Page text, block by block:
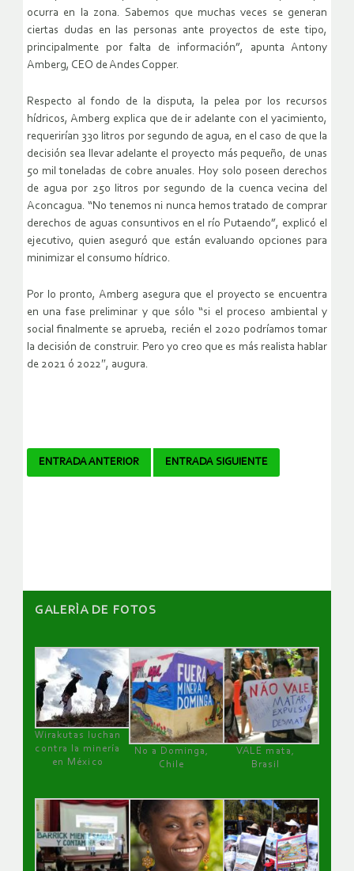
ocurra en la zona. Sabemos que muchas veces se generan
ciertas dudas en las personas ante proyectos de este tipo,
principalmente por falta de información”, apunta Antony
Amberg, CEO de Andes Copper.
Respecto al fondo de la disputa, la pelea por los recursos
hídricos, Amberg explica que de ir adelante con el yacimiento,
requerirían 330 litros por segundo de agua, en el caso de que la
decisión sea llevar adelante el proyecto más pequeño, de unas
50 mil toneladas de cobre anuales. Hoy solo poseen derechos
de agua por 250 litros por segundo de la cuenca vecina del
Aconcagua. “No tenemos ni nunca hemos tratado de comprar
derechos de aguas consuntivos en el río Putaendo”, explicó el
ejecutivo, quien aseguró que están evaluando opciones para
minimizar el consumo hídrico.
Por lo pronto, Amberg asegura que el proyecto se encuentra
en una fase preliminar y que sólo “si el proceso ambiental y
social finalmente se aprueba, recién el 2020 podríamos tomar
la decisión de construir. Pero yo creo que es más realista hablar
de 2021 ó 2022″, augura.
Navegador
ENTRADA ANTERIOR ENTRADA SIGUIENTE
GALERÌA DE FOTOS
Wirakutas luchan
contra la minería
en México
No a Dominga,
Chile
VALE mata,
Brasil